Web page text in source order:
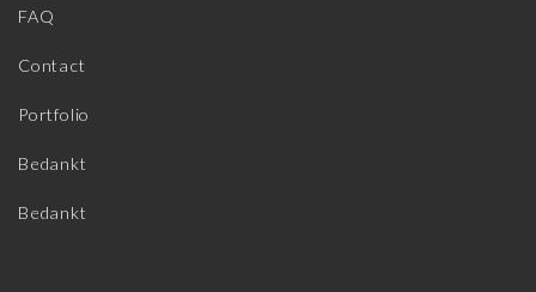
FAQ
Contact
Portfolio
Bedankt
Bedankt